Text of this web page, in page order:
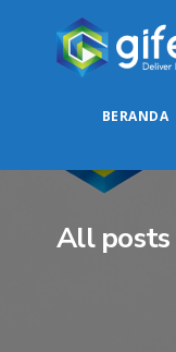
BERANDA
All posts